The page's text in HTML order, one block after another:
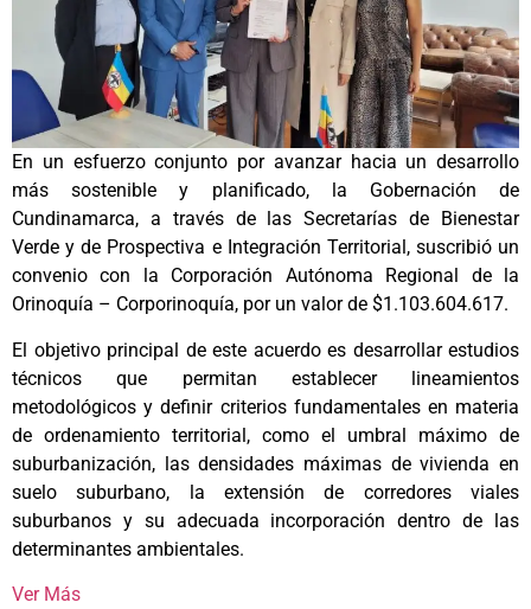
En un esfuerzo conjunto por avanzar hacia un desarrollo
más sostenible y planificado, la Gobernación de
Cundinamarca, a través de las Secretarías de Bienestar
Verde y de Prospectiva e Integración Territorial, suscribió un
convenio con la Corporación Autónoma Regional de la
Orinoquía – Corporinoquía, por un valor de $1.103.604.617.
El objetivo principal de este acuerdo es desarrollar estudios
técnicos que permitan establecer lineamientos
metodológicos y definir criterios fundamentales en materia
de ordenamiento territorial, como el umbral máximo de
suburbanización, las densidades máximas de vivienda en
suelo suburbano, la extensión de corredores viales
suburbanos y su adecuada incorporación dentro de las
determinantes ambientales.
Ver Más